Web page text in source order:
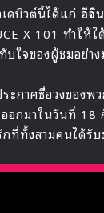
ดบิวต์นี้ได้แก่ อีจิ
X 101 ทำใ
บใจของผู้ชมอย่าง
าศชื่อวงของพว
ออกมาในวันที่ 18
ที่ทั้งสามคนได้รั